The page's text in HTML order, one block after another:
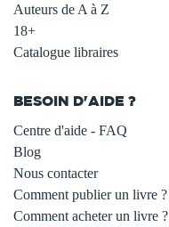
Auteurs de A à Z
18+
Catalogue libraires
BESOIN D'AIDE ?
Centre d'aide - FAQ
Blog
Nous contacter
Comment publier un livre ?
Comment acheter un livre ?